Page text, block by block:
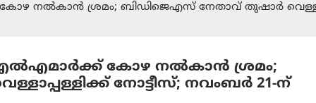
നല്‍കാന്‍ ശ്രമം; ബിഡിജെഎസ് നേതാവ് തുഷാർ
കോഴ നല്‍കാന്‍ ശ്രമം;
നോട്ടീസ്; നവംബര്‍ 21-ന്